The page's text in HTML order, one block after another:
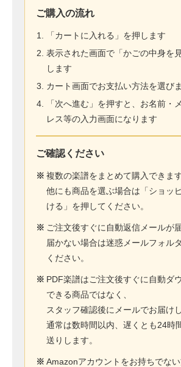
ご購入の流れ
「カートに入れる」を押します
表示された画面で「かごの中身を
します
カート画面でお支払い方法を選び
「次へ進む」を押すと、お名前・
レス等の入力画面になります
ご確認ください
※ 複数の楽譜をまとめて購入できます
他にも商品を選ぶ場合は「ショッ
ける」を押してください。
※ ご注文後すぐに自動返信メールが
届かない場合は迷惑メールフォル
ください。
※ PDF楽譜はご注文後すぐに自動ダ
できる商品ではなく、
スタッフ確認後にメールでお届けし
通常は数時間以内、遅くとも24時
送りします。
※ Amazonアカウントをお持ちでな